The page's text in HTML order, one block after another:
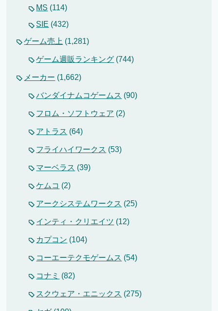
MS (114)
SIE (432)
ゲーム売上 (1,281)
ゲーム週販ランキング (744)
メーカー (1,662)
バンダイナムコゲームス (90)
フロム・ソフトウェア (2)
アトラス (64)
フライハイワークス (53)
マーベラス (39)
ケムコ (2)
アークシステムワークス (25)
インティ・クリエイツ (12)
カプコン (104)
コーエーテクモゲームス (54)
コナミ (82)
スクウェア・エニックス (275)